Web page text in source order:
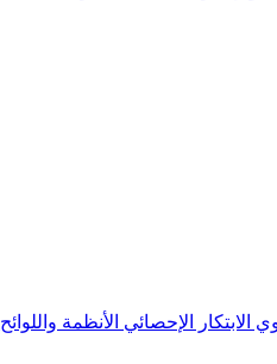
الابتكار الإحصائي الأنظمة واللوائح